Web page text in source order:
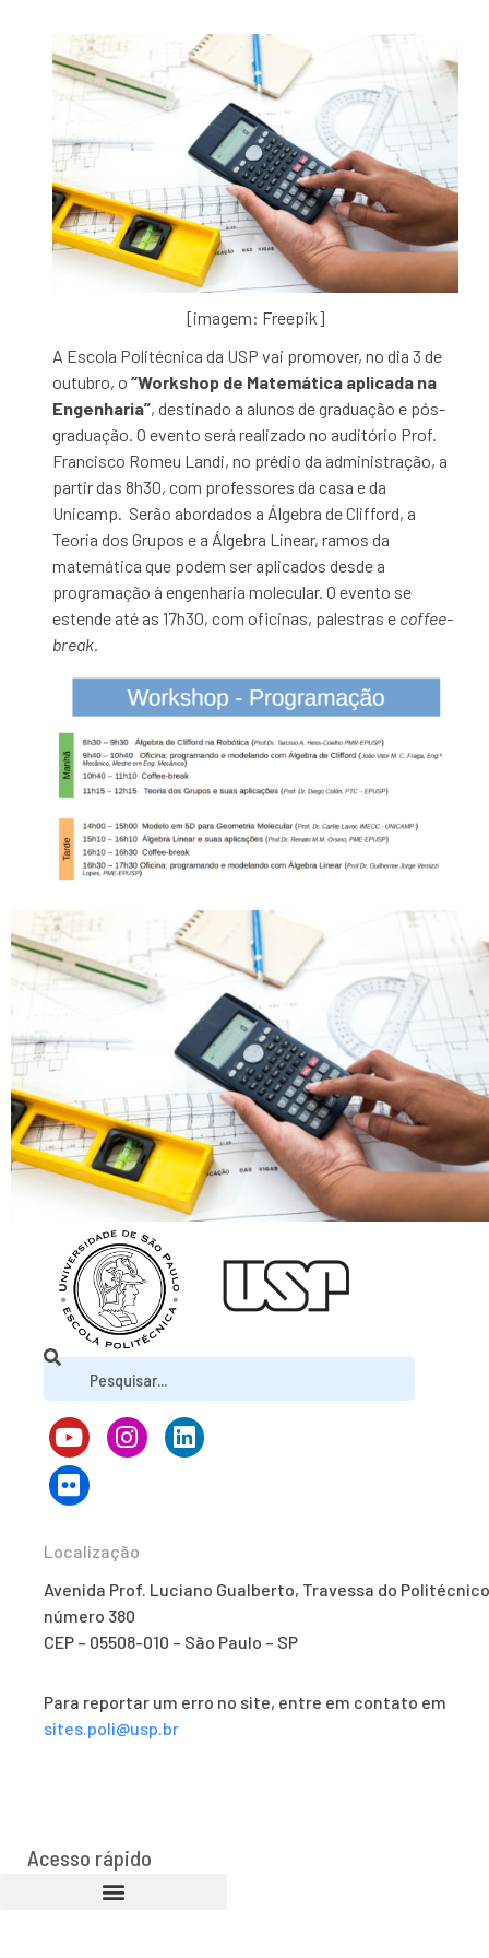
[imagem: Freepik]
A Escola Politécnica da USP vai promover, no dia 3 de
outubro, o“Workshop de Matemática aplicada na
Engenharia”, destinado a alunos de graduação e pós-
graduação.O evento será realizado no auditório Prof.
Francisco Romeu Landi, no prédio da administração, a
partir das 8h30, com professores da casa e da
Unicamp. Serão abordados a Álgebra de Clifford, a
Teoria dos Grupos e a Álgebra Linear, ramos da
matemática que podem ser aplicados desde a
programação à engenharia molecular. O evento se
estende até as 17h30, com oficinas, palestras e coffee-
break
Localização
Avenida Prof. Luciano Gualberto, Travessa do
número 380
CEP – 05508-010 – São Paulo – SP
Para reportar um erro no site, entre em contato em
sites.poli@usp.br
Acesso rápido